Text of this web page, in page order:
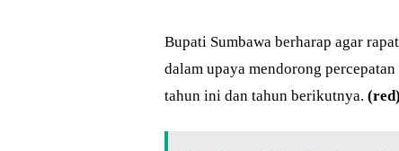
Bupati Sumbawa berharap agar
dalam upaya mendorong
tahun ini dan tahun berikutnya. (red)